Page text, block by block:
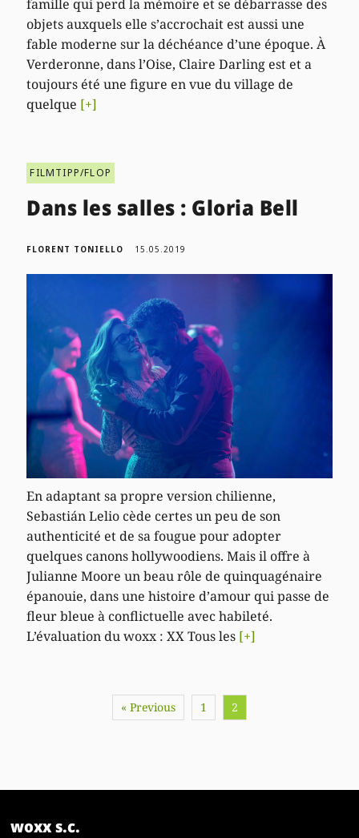
famille qui perd la mémoire et se débarrasse des
objets auxquels elle s’accrochait est aussi une
fable moderne sur la déchéance d’une époque. À
Verderonne, dans l’Oise, Claire Darling est et a
toujours été une figure en vue du village de
quelque [+]
FILMTIPP/FLOP
Dans les salles : Gloria Bell
FLORENT TONIELLO 15.05.2019
En adaptant sa propre version chilienne,
Sebastián Lelio cède certes un peu de son
authenticité et de sa fougue pour adopter
quelques canons hollywoodiens. Mais il offre à
Julianne Moore un beau rôle de quinquagénaire
épanouie, dans une histoire d’amour qui passe de
fleur bleue à conflictuelle avec habileté.
L’évaluation du woxx : XX Tous les [+]
« Previous 1 2
woxx s.c.